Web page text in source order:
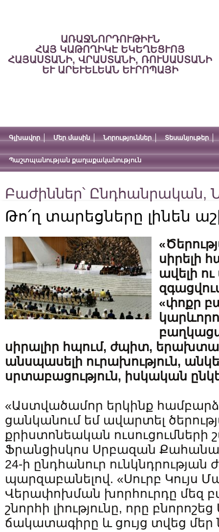
ԱՌԱՋՆՈՐԴՈՒԹԻՒՆ
ՀԱՅ ԿԱԹՈՂԻԿԷ ԵԿԵՂԵՑՒՈՅ
ՀԱՅԱՍՏԱՆԻ, ՎՐԱՍՏԱՆԻ, ՌՈՒՍԱՍՏԱՆԻ
ԵՒ ԱՐԵՒԵԼԵԱՆ ԵՒՐՈՊԱՅԻ
Գլխավոր Մեր մասին Նորություններ Տեսանյութեր
Պաշտպանության քաղաքականություն
Բաժիններ՝ Ընդհանրական,
Թո՛ղ տարեցները լինեն
սիրելի
ավելի ու
«փոքր
սիրալիր հպում, ժպիտ,
անսպասելի ուրախություն,
սրտաբացություն, իսկական
«Աստվածամոր երկինք
ցանկանում եմ ավարտել
քրիստոնեական ուսուցումների
Ֆրանցիսկոս Սրբազան
24-ի ընդհանուր
պարզաբանելով. «Սուրբ Կույս
Վերափոխման խորհուրդը մեզ
շնորհի լիությունը, որը
ճակատագիրը և ցույց տվեց